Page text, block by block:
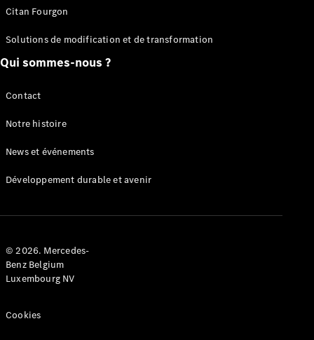
Vito Tourer
Configurateur
Mercedes-
Citan
Configurateur
Mercedes-
Benz Store
Marco Polo
Citan Fourgon
Solutions de modification et de transformation
Qui sommes-nous ?
Contact
Notre histoire
News et événements
Développement durable et avenir
© 2026. Mercedes-
Benz Belgium
Luxembourg NV
Cookies